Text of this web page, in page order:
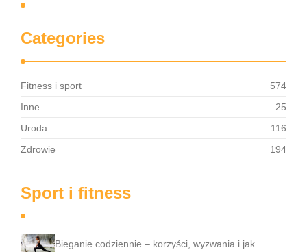
Categories
Fitness i sport
574
Inne
25
Uroda
116
Zdrowie
194
Sport i fitness
Bieganie codziennie – korzyści, wyzwania i jak